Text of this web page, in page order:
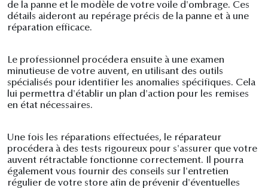
de la panne et le modèle de votre voile d'ombrage. Ces
détails aideront au repérage précis de la panne et à une
réparation efficace.
Le professionnel procédera ensuite à une examen
minutieuse de votre auvent, en utilisant des outils
spécialisés pour identifier les anomalies spécifiques. Cela
lui permettra d'établir un plan d'action pour les remises
en état nécessaires.
Une fois les réparations effectuées, le réparateur
procédera à des tests rigoureux pour s'assurer que votre
auvent rétractable fonctionne correctement. Il pourra
également vous fournir des conseils sur l'entretien
régulier de votre store afin de prévenir d'éventuelles